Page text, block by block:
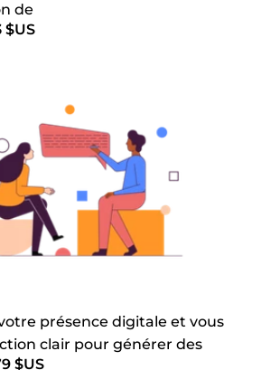
de
Trafic/Notoriété
$US
présence digitale et vous
clair pour générer des
$US